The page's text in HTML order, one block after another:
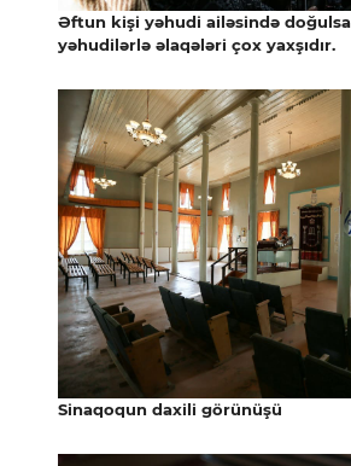
Əftun kişi yəhudi ailəsində
yəhudilərlə əlaqələri çox yaxşıdır.
Sinaqoqun daxili görünüşü